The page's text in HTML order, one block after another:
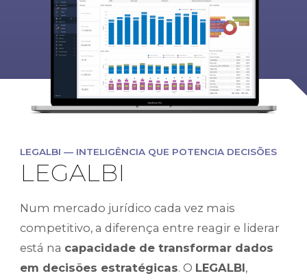
LEGALBI — INTELIGÊNCIA QUE POTENCIA DECISÕES
LEGALBI
Num mercado jurídico cada vez mais
competitivo, a diferença entre reagir e liderar
está na capacidade de transformar dados
em decisões estratégicas. O LEGALBI,